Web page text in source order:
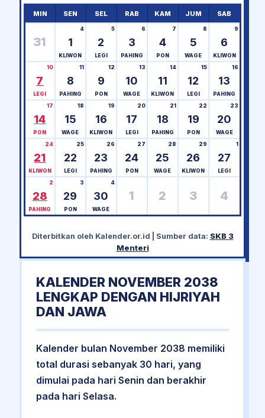
MIN SEN SEL RAB KAM JUM SAB
31 1
4
KLIWON
2
5
LEGI
3
6
PAHING
4
7
PON
5
8
WAGE
6
9
KLIWON
7
10
LEGI
8
11
PAHING
9
12
PON
10
13
WAGE
11
14
KLIWON
12
15
LEGI
13
16
PAHING
14
17
PON
15
18
WAGE
16
19
KLIWON
17
20
LEGI
18
21
PAHING
19
22
PON
20
23
WAGE
21
24
KLIWON
22
25
LEGI
23
26
PAHING
24
27
PON
25
28
WAGE
26
29
KLIWON
27
1
LEGI
28
2
PAHING
29
3
PON
30
4
WAGE
1 2 3 4
Diterbitkan oleh Kalender.or.id | Sumber data: SKB 3
Menteri
KALENDER NOVEMBER 2038
LENGKAP DENGAN HIJRIYAH
DAN JAWA
Kalender bulan November 2038 memiliki
total durasi sebanyak 30 hari, yang
dimulai pada hari Senin dan berakhir
pada hari Selasa.